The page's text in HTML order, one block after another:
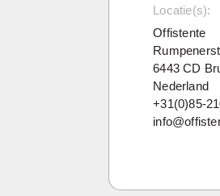
Locatie(s):
Offistente
6443 CD
Nederland
+31(0)85-